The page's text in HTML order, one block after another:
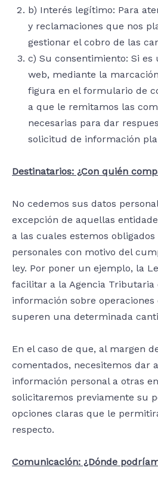
b) Interés legítimo: Para
y reclamaciones que nos
gestionar el cobro de las
c) Su consentimiento: Si
web, mediante la
figura en el formulario de
a que le remitamos las
necesarias para dar
solicitud de información
Destinatarios: ¿Con quién
No cedemos sus datos
excepción de aquellas
a las cuales estemos
personales con motivo del
ley. Por poner un ejemplo, la
facilitar a la Agencia Tributaria
información sobre operaciones
superen una determinada
En el caso de que, al margen
comentados, necesitemos dar
información personal a otras
solicitaremos previamente su
opciones claras que le
respecto.
Comunicación: ¿Dónde